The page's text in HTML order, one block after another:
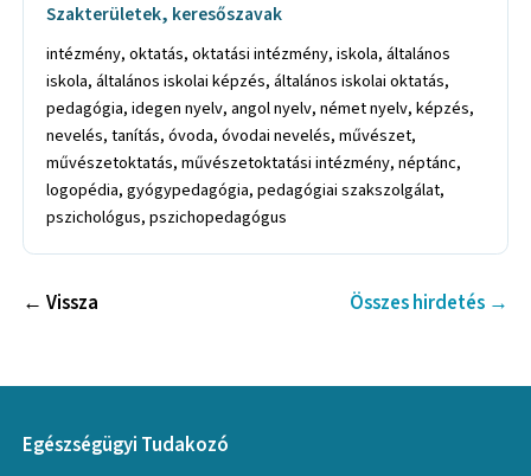
Szakterületek, keresőszavak
intézmény, oktatás, oktatási intézmény, iskola, általános
iskola, általános iskolai képzés, általános iskolai oktatás,
pedagógia, idegen nyelv, angol nyelv, német nyelv, képzés,
nevelés, tanítás, óvoda, óvodai nevelés, művészet,
művészetoktatás, művészetoktatási intézmény, néptánc,
logopédia, gyógypedagógia, pedagógiai szakszolgálat,
pszichológus, pszichopedagógus
← Vissza Összes hirdetés →
Egészségügyi Tudakozó